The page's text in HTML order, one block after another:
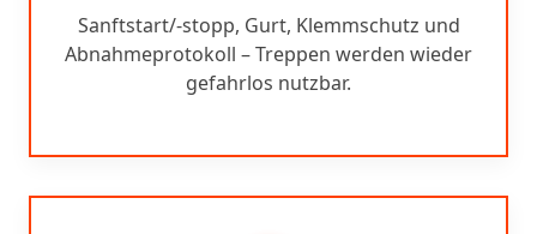
Sanftstart/-stopp, Gurt, Klemmschutz und
Abnahmeprotokoll – Treppen werden wieder
gefahrlos nutzbar.